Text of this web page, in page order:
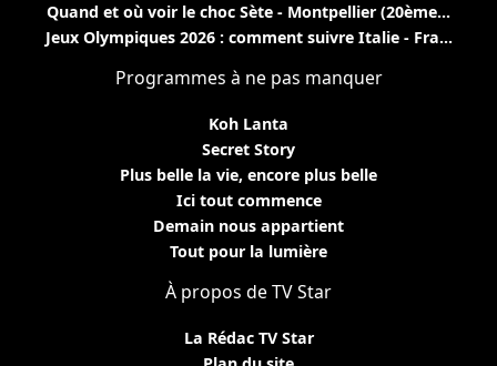
Quand et où voir le choc Sète - Montpellier (20ème...
Jeux Olympiques 2026 : comment suivre Italie - Fra...
Programmes à ne pas manquer
Koh Lanta
Secret Story
Plus belle la vie, encore plus belle
Ici tout commence
Demain nous appartient
Tout pour la lumière
À propos de TV Star
La Rédac TV Star